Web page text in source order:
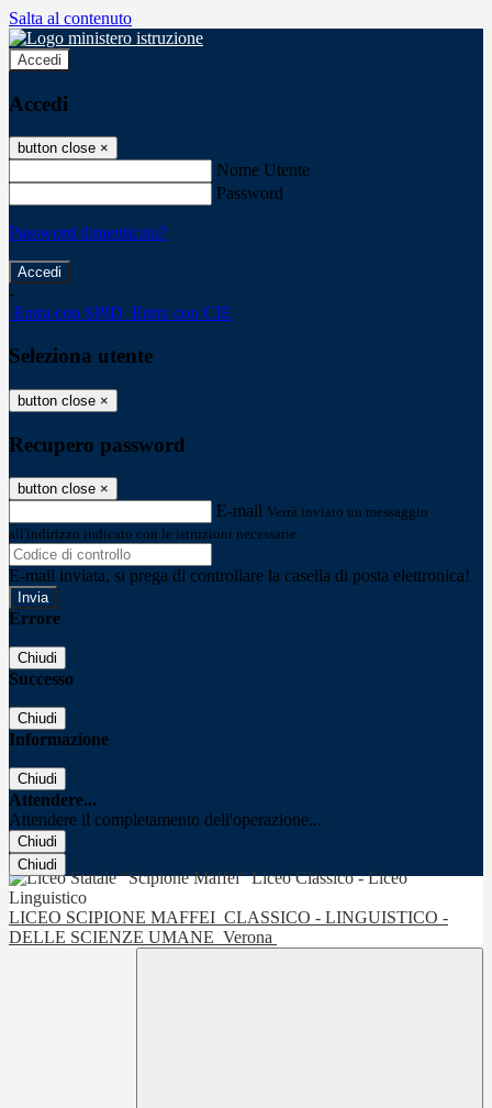
Salta al contenuto
Accedi
Accedi
button close ×
Nome Utente
Password
Password dimenticata?
-
Entra con SPID Entra con CIE
Seleziona utente
button close ×
Recupero password
button close ×
E-mail Verrà inviato un messaggio
all'indirizzo indicato con le istruzioni necessarie.
E-mail inviata, si prega di controllare la casella di posta elettronica!
Errore
Chiudi
Successo
Chiudi
Informazione
Chiudi
Attendere...
Attendere il completamento dell'operazione...
Chiudi
Chiudi
LICEO SCIPIONE MAFFEI CLASSICO - LINGUISTICO -
DELLE SCIENZE UMANE Verona